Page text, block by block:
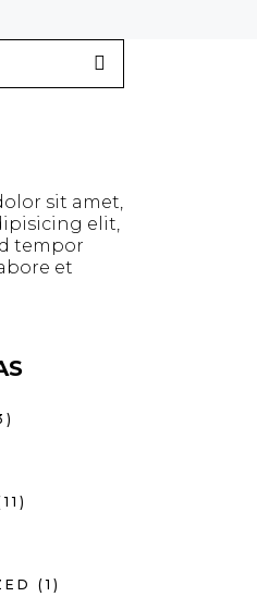
sit amet,
elit,
tempor
et
(1)